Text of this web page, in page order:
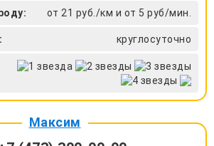
от 21 руб./км и от 5 руб/мин.
круглосуточно
Максим